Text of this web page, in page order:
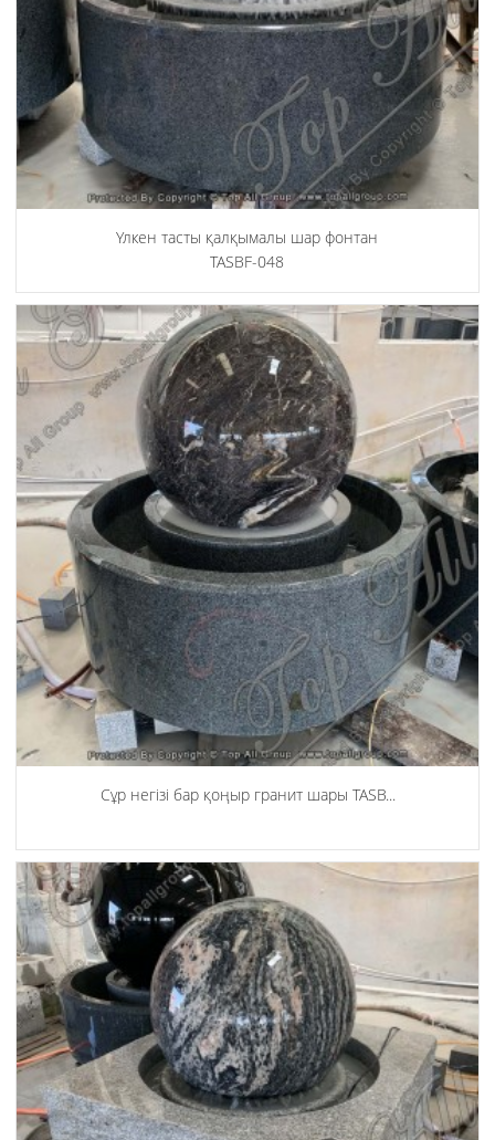
Үлкен тасты қалқымалы шар фонтан
TASBF-048
Сұр негізі бар қоңыр гранит шары TASB...